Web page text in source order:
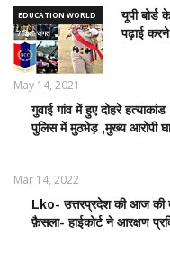
EDUCATION WORLD
/ शिक्षा जगत
यूपी
पढ़ाई करने
May 14, 2021
CRIME
NEWS
ख़बरे
गुवाई गांव में हुए दोहरे
पुलिस में मुठभेड़ ,मुख्य आरोपी
Mar 14, 2022
POLITICS
NEWS /
Lko- उत्तरप्रदेश की आज की
फ़ैसला- हाईकोर्ट ने आरक्षण